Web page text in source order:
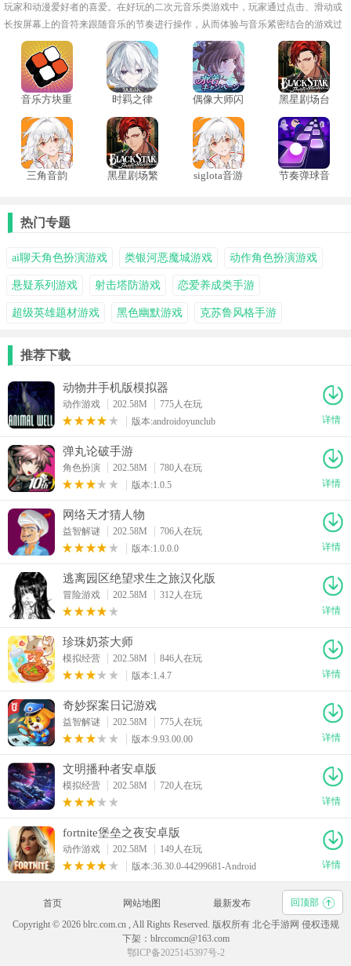
玩家和动漫爱好者的喜爱。在好玩的二次元音乐类游戏中，玩家通过点击、滑动或
长按屏幕上的音符来跟随音乐的节奏进行操作，从而体验与音乐紧密结合的游戏过
程。每首歌曲都会有对应的节奏轨迹，玩家需要在准确的时机完成操作，才能获得
高分和成就！
音乐方块重
时羁之律
偶像大师闪
中文版
黑星剧场台
三角音韵
黑星剧场繁
siglota音游
节奏弹球音
热门专题
ai聊天角色扮演游戏 类银河恶魔城游戏 动作角色扮演游戏
悬疑系列游戏 射击塔防游戏 恋爱养成类手游
超级英雄题材游戏 黑色幽默游戏 克苏鲁风格手游
推荐下载
动物井手机版模拟器
动作游戏 202.58M
775人在玩
版本:androidoyunclub
详情
弹丸论破手游
角色扮演 202.58M
780人在玩
版本:1.0.5
详情
网络天才猜人物
益智解谜 202.58M
706人在玩
版本:1.0.0.0
详情
逃离园区绝望求生之旅汉化版
冒险游戏 202.58M
312人在玩
详情
珍珠奶茶大师
模拟经营 202.58M
846人在玩
版本:1.4.7
详情
奇妙探案日记游戏
益智解谜 202.58M
775人在玩
版本:9.93.00.00
详情
文明播种者安卓版
模拟经营 202.58M
720人在玩
详情
fortnite堡垒之夜安卓版
动作游戏 202.58M
149人在玩
版本:36.30.0-44299681-Android
详情
首页 网站地图 最新发布
回顶部
Copyright © 2026 blrc.com.cn , All Rights Reserved. 版权所有 北仑手游网 侵权违规
下架：blrccomcn@163.com
鄂ICP备2025145397号-2